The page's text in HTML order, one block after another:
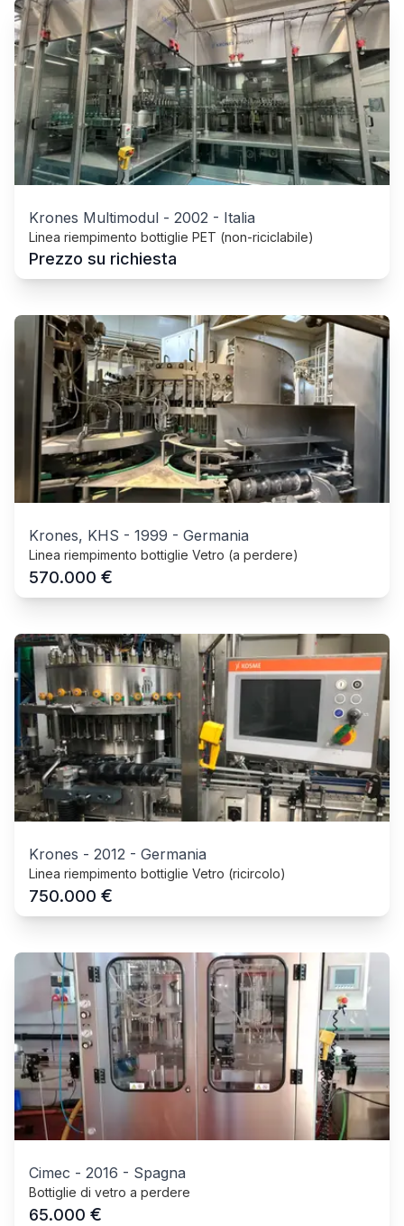
Krones Multimodul - 2002 - Italia
Linea riempimento bottiglie PET (non-riciclabile)
Prezzo su richiesta
Krones, KHS - 1999 - Germania
Linea riempimento bottiglie Vetro (a perdere)
570.000 €
Krones - 2012 - Germania
Linea riempimento bottiglie Vetro (ricircolo)
750.000 €
Cimec - 2016 - Spagna
Bottiglie di vetro a perdere
65.000 €